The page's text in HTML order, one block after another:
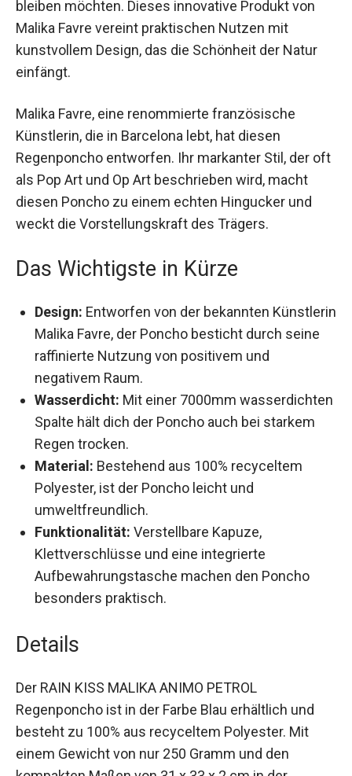
stilvoll bleiben möchten. Dieses innovative
Produkt von Malika Favre vereint praktischen
Nutzen mit kunstvollem Design, das die
Schönheit der Natur einfängt.
Malika Favre, eine renommierte französische
Künstlerin, die in Barcelona lebt, hat diesen
Regenponcho entworfen. Ihr markanter Stil, der
oft als Pop Art und Op Art beschrieben wird,
macht diesen Poncho zu einem echten
Hingucker und weckt die Vorstellungskraft des
Design:Entworfen von der bekannten
Künstlerin Malika Favre, der Poncho besticht
durch seine raffinierte Nutzung von positivem
und negativem Raum.
Wasserdicht:Mit einer 7000mm
wasserdichten Spalte hält dich der Poncho
auch bei starkem Regen trocken.
Material:Bestehend aus 100% recyceltem
Polyester, ist der Poncho leicht und
umweltfreundlich.
Funktionalität:Verstellbare Kapuze,
Klettverschlüsse und eine integrierte
Aufbewahrungstasche machen den Poncho
Der RAIN KISS MALIKA ANIMO PETROL
Regenponcho ist in der Farbe Blau erhältlich und
besteht zu 100% aus recyceltem Polyester. Mit